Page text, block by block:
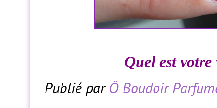
Quel est
Publié par Ô Boudoir